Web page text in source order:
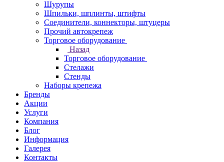
Шурупы
Шпильки, шплинты, штифты
Соединители, коннекторы, штуцеры
Прочий автокрепеж
Торговое оборудование
Назад
Торговое оборудование
Стелажи
Стенды
Наборы крепежа
Бренды
Акции
Услуги
Компания
Блог
Информация
Галерея
Контакты